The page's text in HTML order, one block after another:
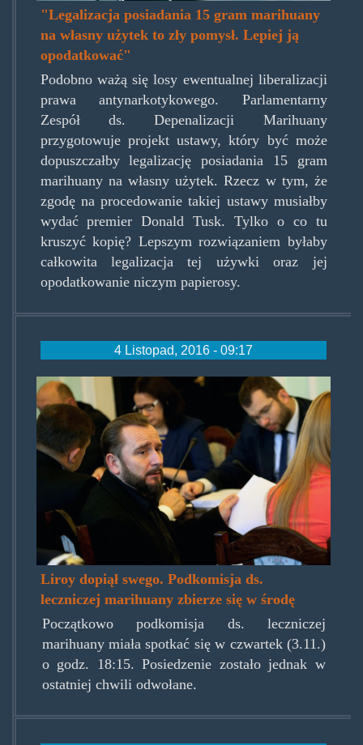
"Legalizacja posiadania 15 gram marihuany
na własny użytek to zły pomysł. Lepiej ją
opodatkować"
Podobno ważą się losy ewentualnej liberalizacji
prawa antynarkotykowego. Parlamentarny
Zespół ds. Depenalizacji Marihuany
przygotowuje projekt ustawy, który być może
dopuszczałby legalizację posiadania 15 gram
marihuany na własny użytek. Rzecz w tym, że
zgodę na procedowanie takiej ustawy musiałby
wydać premier Donald Tusk. Tylko o co tu
kruszyć kopię? Lepszym rozwiązaniem byłaby
całkowita legalizacja tej używki oraz jej
opodatkowanie niczym papierosy.
4 Listopad, 2016 - 09:17
poselliroy0411.jpg
Liroy dopiął swego. Podkomisja ds.
leczniczej marihuany zbierze się w środę
Początkowo podkomisja ds. leczniczej
marihuany miała spotkać się w czwartek (3.11.)
o godz. 18:15. Posiedzenie zostało jednak w
ostatniej chwili odwołane.